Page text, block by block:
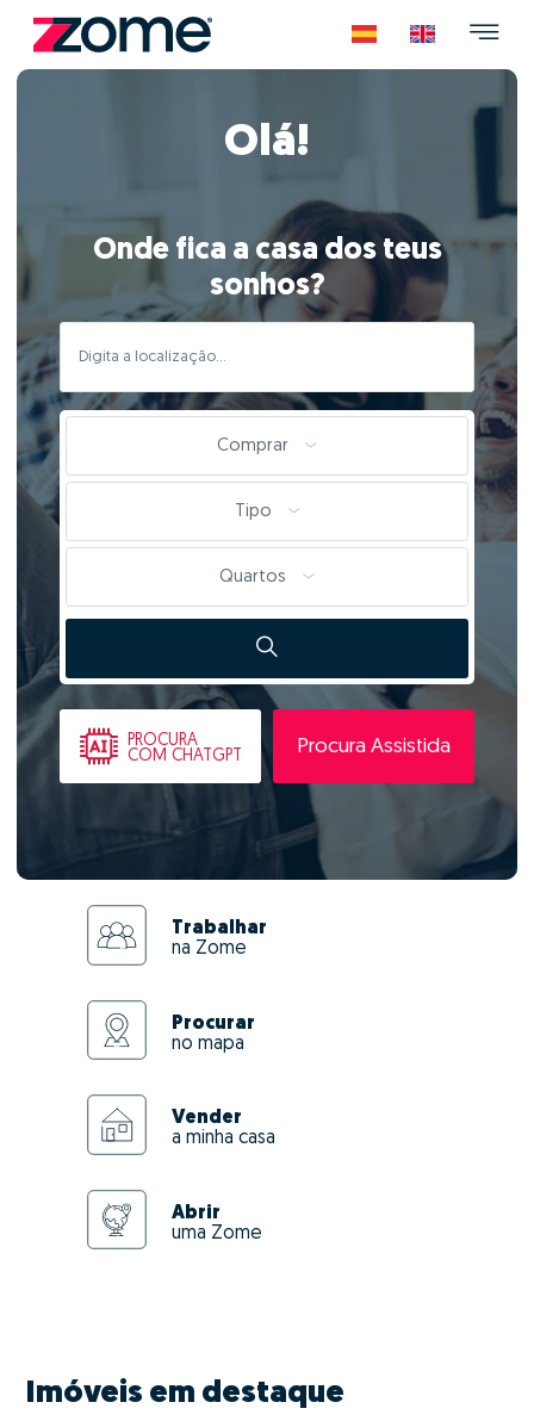
Olá!
Onde fica a casa dos teus
sonhos?
Comprar
Tipo
Quartos
PROCURA
COM CHATGPT
Procura Assistida
Trabalhar
na Zome
Procurar
no mapa
Vender
a minha casa
Abrir
uma Zome
Imóveis em destaque